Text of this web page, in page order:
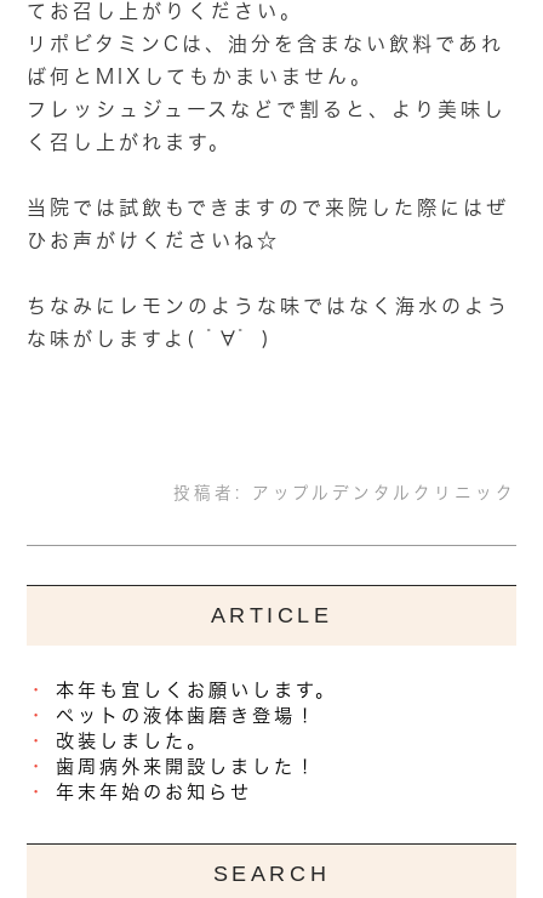
てお召し上がりください。
リポビタミンCは、油分を含まない飲料であれ
ば何とMIXしてもかまいません。
フレッシュジュースなどで割ると、より美味し
く召し上がれます。
当院では試飲もできますので来院した際にはぜ
ひお声がけくださいね☆
ちなみにレモンのような味ではなく海水のよう
な味がしますよ( ﾟ∀ﾟ )
投稿者: アップルデンタルクリニック
ARTICLE
本年も宜しくお願いします。
ペットの液体歯磨き登場！
改装しました。
歯周病外来開設しました！
年末年始のお知らせ
SEARCH